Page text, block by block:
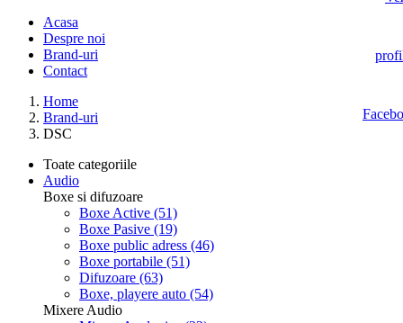
Acasa
Despre noi
Brand-uri
Contact
Home
Brand-uri
DSC
Toate categoriile
Audio
Boxe si difuzoare
Boxe Active (51)
Boxe Pasive (19)
Boxe public adress (46)
Boxe portabile (51)
Difuzoare (63)
Boxe, playere auto (54)
Mixere Audio